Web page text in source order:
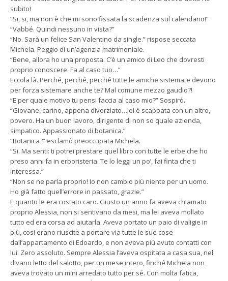
subito!
“Si, si, ma non è che mi sono fissata la scadenza sul calendario!”
“Vabbé. Quindi nessuno in vista?”
“No. Sarà un felice San Valentino da single.” rispose seccata
Michela. Peggio di un’agenzia matrimoniale.
“Bene, allora ho una proposta. C’è un amico di Leo che dovresti
proprio conoscere. Fa al caso tuo…”
Eccola là. Perché, perché, perché tutte le amiche sistemate devono
per forza sistemare anche te? Mal comune mezzo gaudio?!
“E per quale motivo tu pensi faccia al caso mio?” Sospirò.
“Giovane, carino, appena divorziato…lei è scappata con un altro,
povero. Ha un buon lavoro, dirigente di non so quale azienda,
simpatico. Appassionato di botanica.”
“Botanica?” esclamò preoccupata Michela.
“Si. Ma senti: ti potrei prestare quel libro con tutte le erbe che ho
preso anni fa in erboristeria. Te lo leggi un po’, fai finta che ti
interessa.”
“Non se ne parla proprio! Io non cambio più niente per un uomo.
Ho già fatto quell’errore in passato, grazie.”
E quanto le era costato caro. Giusto un anno fa aveva chiamato
proprio Alessia, non si sentivano da mesi, ma lei aveva mollato
tutto ed era corsa ad aiutarla. Aveva portato un paio di valigie in
più, così erano riuscite a portare via tutte le sue cose
dall’appartamento di Edoardo, e non aveva più avuto contatti con
lui. Zero assoluto. Sempre Alessia l’aveva ospitata a casa sua, nel
divano letto del salotto, per un mese intero, finché Michela non
aveva trovato un mini arredato tutto per sé. Con molta fatica,